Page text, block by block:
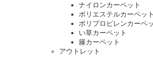
ナイロンカーペット
ポリエステルカーペット
ポリプロピレンカーペ
い草カーペット
籐カーペット
アウトレット